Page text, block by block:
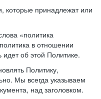
которые принадлежат или
«политика
в отношении
об этой Политике.
Политику,
Мы всегда указываем
над заголовком.